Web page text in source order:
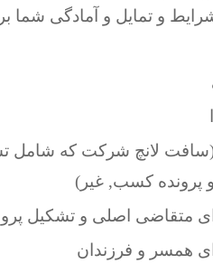
و تمایل و آمادگی شما
(سافت لانچ شرکت که
کسب, غیر)
متقاضی اصلی و تشکیل
همسر و فرزندان